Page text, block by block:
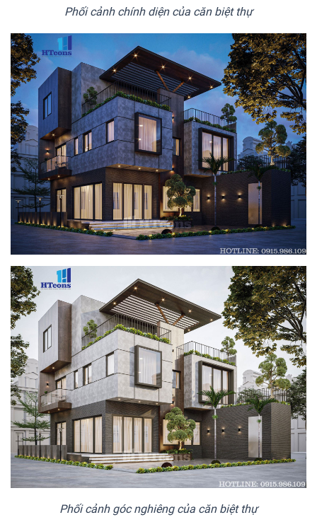
Phối cảnh chính diện của căn biệt thự
Phối cảnh góc nghiêng của căn biệt thự